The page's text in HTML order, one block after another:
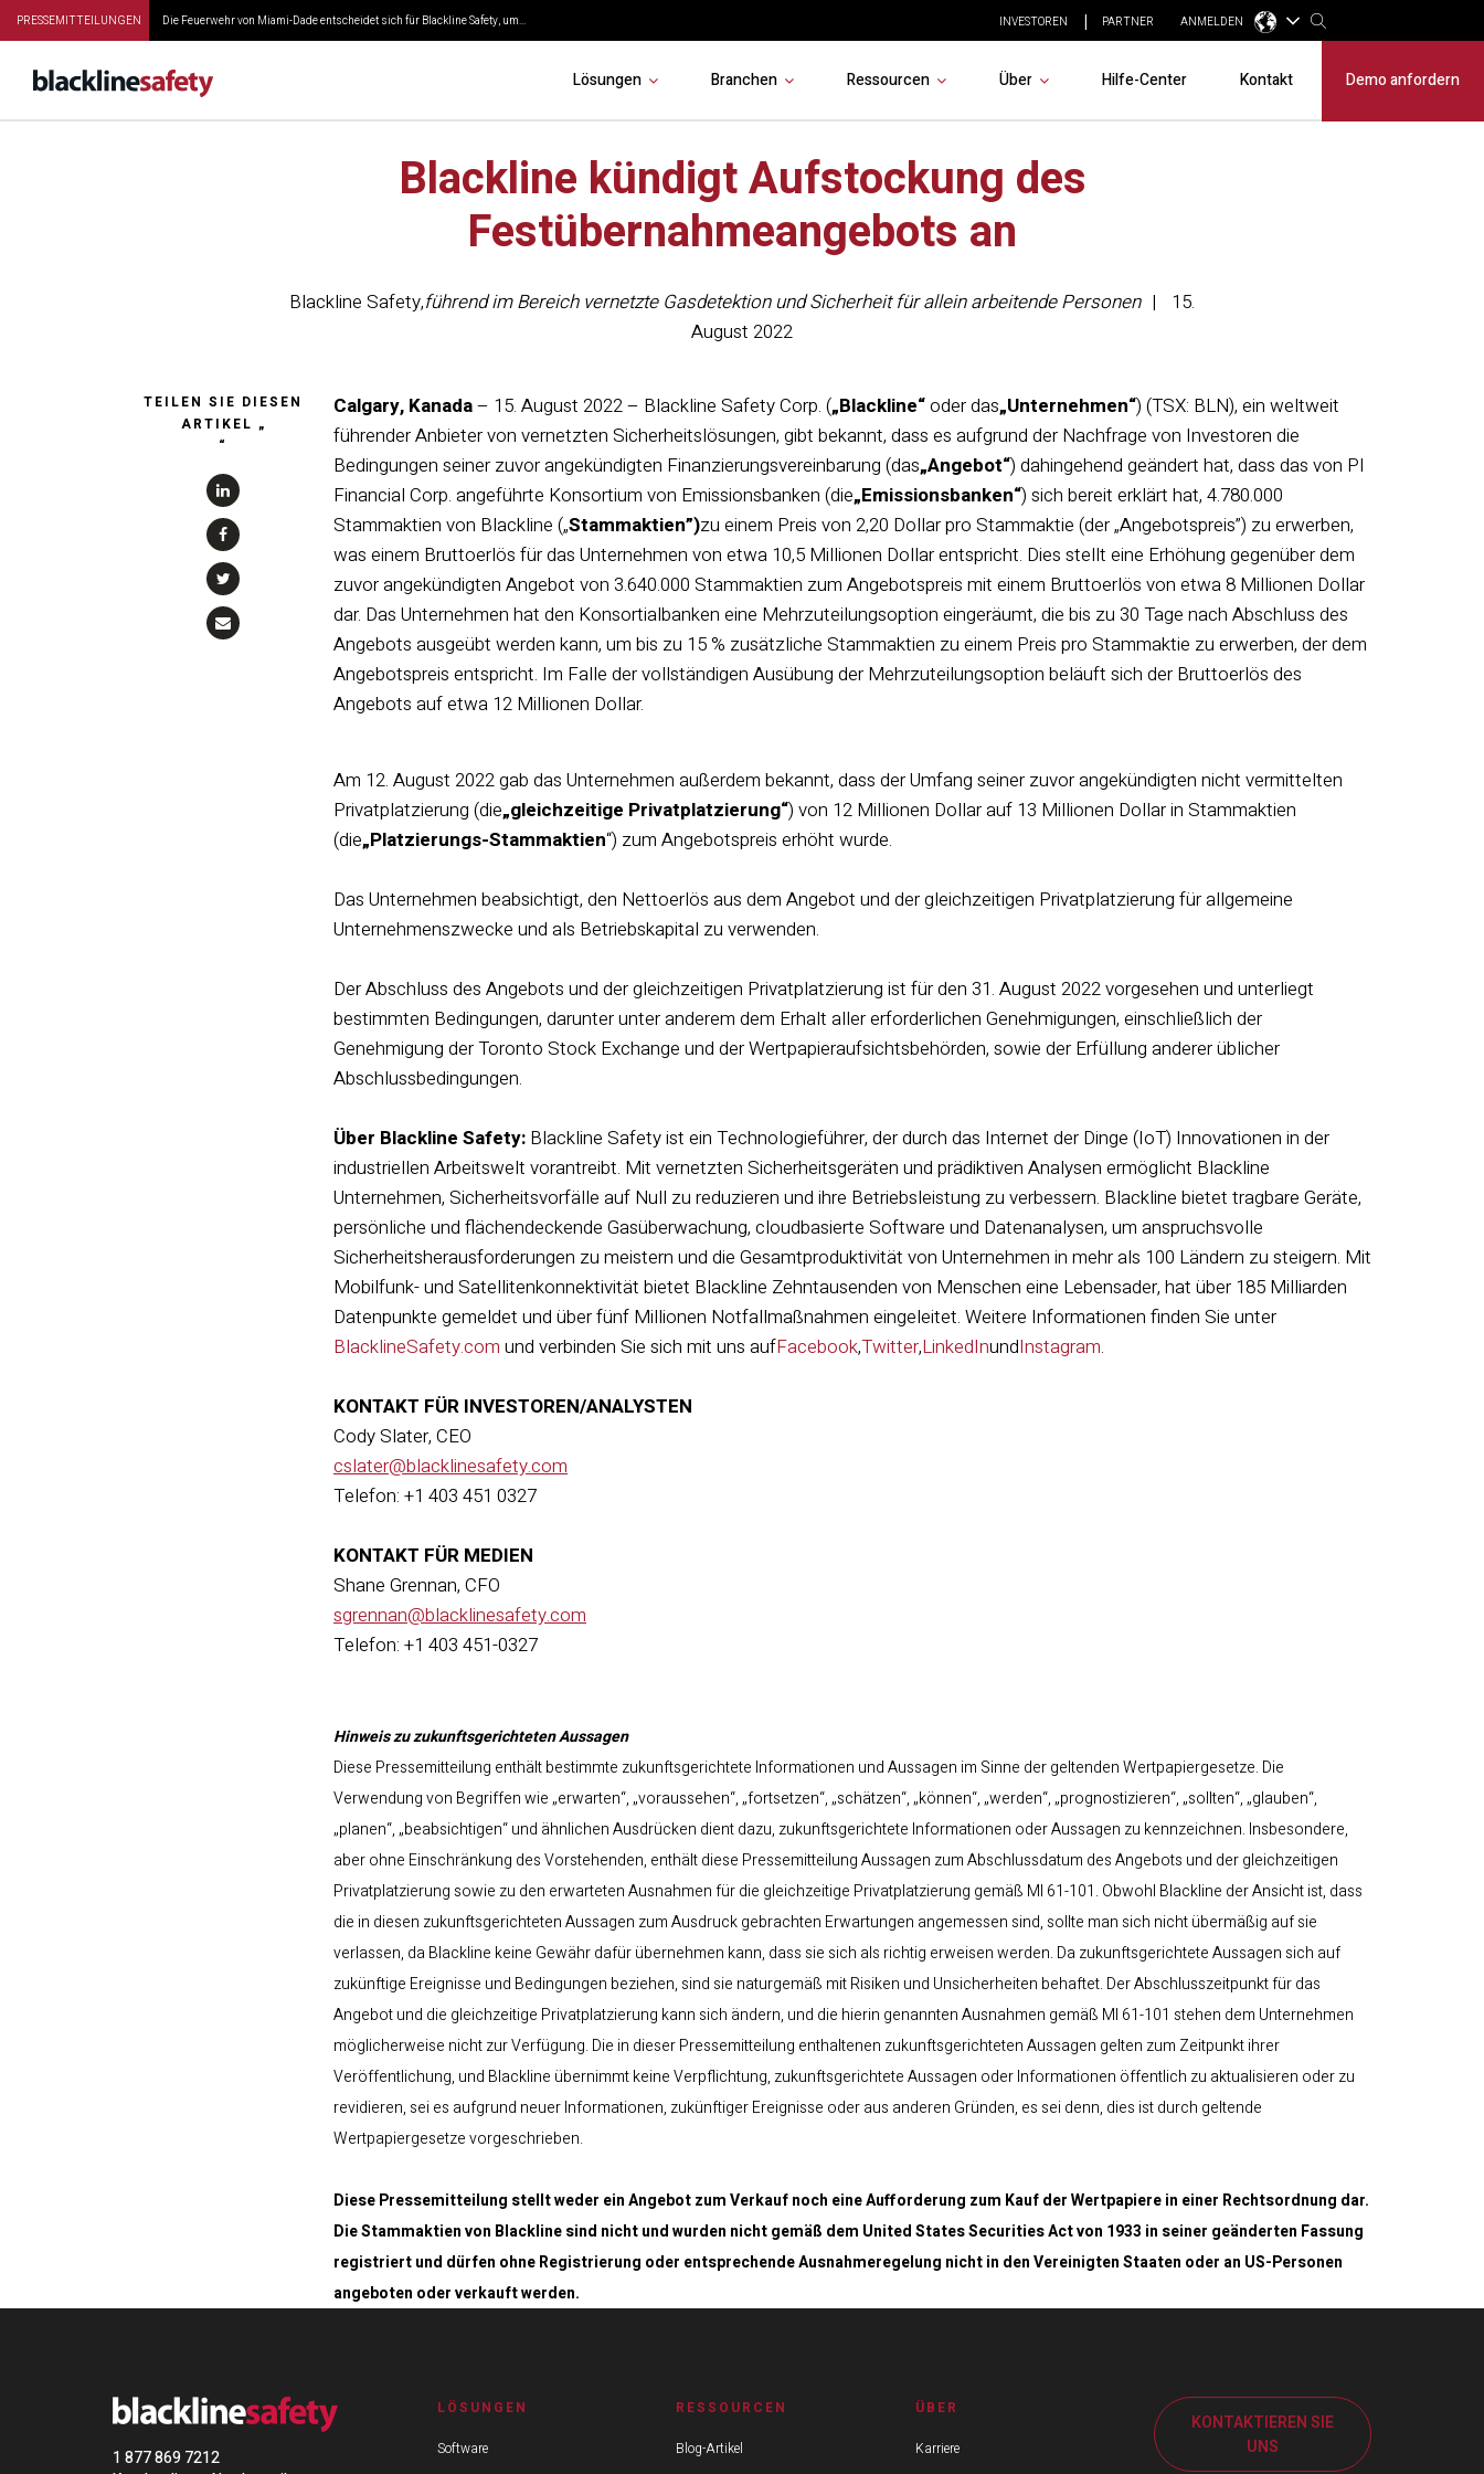
PRESSEMITTEILUNGEN Die Feuerwehr von Miami-Dade entscheidet sich für Blackline Safety, um... INVESTOREN PARTNER ANMELDEN
Lösungen Branchen Ressourcen Über Hilfe-Center Kontakt Demo anfordern
Blackline kündigt Aufstockung des
Festübernahmeangebots an
Blackline Safety,führend im Bereich vernetzte Gasdetektion und Sicherheit für allein arbeitende Personen
15.
August 2022
TEILEN SIE DIESEN
ARTIKEL „
“
Calgary, Kanada– 15. August 2022 – Blackline Safety Corp. („Blackline“oder das„Unternehmen“) (TSX: BLN), ein weltweit
führender Anbieter von vernetzten Sicherheitslösungen, gibt bekannt, dass es aufgrund der Nachfrage von Investoren die
Bedingungen seiner zuvor angekündigten Finanzierungsvereinbarung (das„Angebot“) dahingehend geändert hat, dass das von PI
Financial Corp. angeführte Konsortium von Emissionsbanken (die„Emissionsbanken“) sich bereit erklärt hat, 4.780.000
Stammaktien von Blackline („Stammaktien”)zu einem Preis von 2,20 Dollar pro Stammaktie (der „Angebotspreis”) zu erwerben,
was einem Bruttoerlös für das Unternehmen von etwa 10,5 Millionen Dollar entspricht. Dies stellt eine Erhöhung gegenüber dem
zuvor angekündigten Angebot von 3.640.000 Stammaktien zum Angebotspreis mit einem Bruttoerlös von etwa 8 Millionen Dollar
dar. Das Unternehmen hat den Konsortialbanken eine Mehrzuteilungsoption eingeräumt, die bis zu 30 Tage nach Abschluss des
Angebots ausgeübt werden kann, um bis zu 15 % zusätzliche Stammaktien zu einem Preis pro Stammaktie zu erwerben, der dem
Angebotspreis entspricht. Im Falle der vollständigen Ausübung der Mehrzuteilungsoption beläuft sich der Bruttoerlös des
Angebots auf etwa 12 Millionen Dollar.
Am 12. August 2022 gab das Unternehmen außerdem bekannt, dass der Umfang seiner zuvor angekündigten nicht vermittelten
Privatplatzierung (die„gleichzeitige Privatplatzierung“) von 12 Millionen Dollar auf 13 Millionen Dollar in Stammaktien
(die„Platzierungs-Stammaktien“) zum Angebotspreis erhöht wurde.
Das Unternehmen beabsichtigt, den Nettoerlös aus dem Angebot und der gleichzeitigen Privatplatzierung für allgemeine
Unternehmenszwecke und als Betriebskapital zu verwenden.
Der Abschluss des Angebots und der gleichzeitigen Privatplatzierung ist für den 31. August 2022 vorgesehen und unterliegt
bestimmten Bedingungen, darunter unter anderem dem Erhalt aller erforderlichen Genehmigungen, einschließlich der
Genehmigung der Toronto Stock Exchange und der Wertpapieraufsichtsbehörden, sowie der Erfüllung anderer üblicher
Abschlussbedingungen.
Über Blackline Safety: Blackline Safety ist ein Technologieführer, der durch das Internet der Dinge (IoT) Innovationen in der
industriellen Arbeitswelt vorantreibt. Mit vernetzten Sicherheitsgeräten und prädiktiven Analysen ermöglicht Blackline
Unternehmen, Sicherheitsvorfälle auf Null zu reduzieren und ihre Betriebsleistung zu verbessern. Blackline bietet tragbare Geräte,
persönliche und flächendeckende Gasüberwachung, cloudbasierte Software und Datenanalysen, um anspruchsvolle
Sicherheitsherausforderungen zu meistern und die Gesamtproduktivität von Unternehmen in mehr als 100 Ländern zu steigern. Mit
Mobilfunk- und Satellitenkonnektivität bietet Blackline Zehntausenden von Menschen eine Lebensader, hat über 185 Milliarden
Datenpunkte gemeldet und über fünf Millionen Notfallmaßnahmen eingeleitet. Weitere Informationen finden Sie unter
BlacklineSafety.com und verbinden Sie sich mit uns aufFacebook,Twitter,LinkedInundInstagram.
KONTAKT FÜR INVESTOREN/ANALYSTEN
Cody Slater, CEO
cslater@blacklinesafety.com
Telefon: +1 403 451 0327
KONTAKT FÜR MEDIEN
Shane Grennan, CFO
sgrennan@blacklinesafety.com
Telefon: +1 403 451-0327
Hinweis zu zukunftsgerichteten Aussagen
Diese Pressemitteilung enthält bestimmte zukunftsgerichtete Informationen und Aussagen im Sinne der geltenden Wertpapiergesetze. Die
Verwendung von Begriffen wie „erwarten“, „voraussehen“, „fortsetzen“, „schätzen“, „können“, „werden“, „prognostizieren“, „sollten“, „glauben“,
„planen“, „beabsichtigen“ und ähnlichen Ausdrücken dient dazu, zukunftsgerichtete Informationen oder Aussagen zu kennzeichnen. Insbesondere,
aber ohne Einschränkung des Vorstehenden, enthält diese Pressemitteilung Aussagen zum Abschlussdatum des Angebots und der gleichzeitigen
Privatplatzierung sowie zu den erwarteten Ausnahmen für die gleichzeitige Privatplatzierung gemäß MI 61-101. Obwohl Blackline der Ansicht ist, dass
die in diesen zukunftsgerichteten Aussagen zum Ausdruck gebrachten Erwartungen angemessen sind, sollte man sich nicht übermäßig auf sie
verlassen, da Blackline keine Gewähr dafür übernehmen kann, dass sie sich als richtig erweisen werden. Da zukunftsgerichtete Aussagen sich auf
zukünftige Ereignisse und Bedingungen beziehen, sind sie naturgemäß mit Risiken und Unsicherheiten behaftet. Der Abschlusszeitpunkt für das
Angebot und die gleichzeitige Privatplatzierung kann sich ändern, und die hierin genannten Ausnahmen gemäß MI 61-101 stehen dem Unternehmen
möglicherweise nicht zur Verfügung. Die in dieser Pressemitteilung enthaltenen zukunftsgerichteten Aussagen gelten zum Zeitpunkt ihrer
Veröffentlichung, und Blackline übernimmt keine Verpflichtung, zukunftsgerichtete Aussagen oder Informationen öffentlich zu aktualisieren oder zu
revidieren, sei es aufgrund neuer Informationen, zukünftiger Ereignisse oder aus anderen Gründen, es sei denn, dies ist durch geltende
Wertpapiergesetze vorgeschrieben.
Diese Pressemitteilung stellt weder ein Angebot zum Verkauf noch eine Aufforderung zum Kauf der Wertpapiere in einer Rechtsordnung dar.
Die Stammaktien von Blackline sind nicht und wurden nicht gemäß dem United States Securities Act von 1933 in seiner geänderten Fassung
registriert und dürfen ohne Registrierung oder entsprechende Ausnahmeregelung nicht in den Vereinigten Staaten oder an US-Personen
angeboten oder verkauft werden.
1 877 869 7212
LÖSUNGEN
Software
RESSOURCEN
Blog-Artikel
ÜBER
Karriere
KONTAKTIEREN SIE
UNS